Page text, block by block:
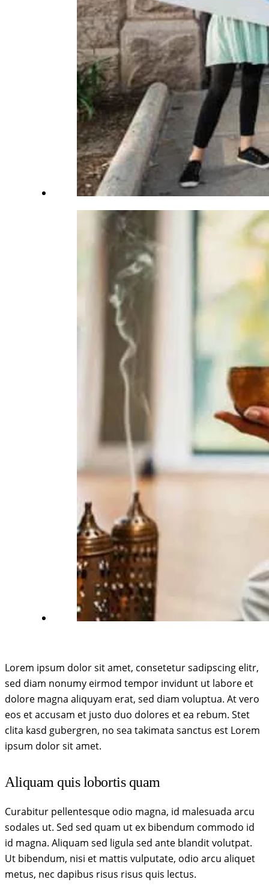
Lorem ipsum dolor sit amet, consetetur sadipscing elitr,
sed diam nonumy eirmod tempor invidunt ut labore et
dolore magna aliquyam erat, sed diam voluptua. At vero
eos et accusam et justo duo dolores et ea rebum. Stet
clita kasd gubergren, no sea takimata sanctus est Lorem
ipsum dolor sit amet.
Aliquam quis lobortis quam
Curabitur pellentesque odio magna, id malesuada arcu
sodales ut. Sed sed quam ut ex bibendum commodo id
id magna. Aliquam sed ligula sed ante blandit volutpat.
Ut bibendum, nisi et mattis vulputate, odio arcu aliquet
metus, nec dapibus risus risus quis lectus.